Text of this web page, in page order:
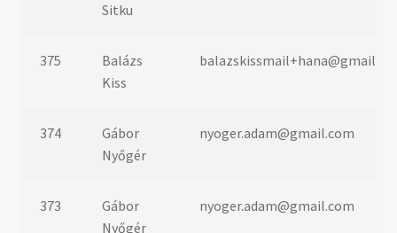
Sitku
375
Balázs
Kiss
374
Gábor
Nyőgér
nyoger.adam@gmail.com
373
Gábor
Nyőgér
nyoger.adam@gmail.com